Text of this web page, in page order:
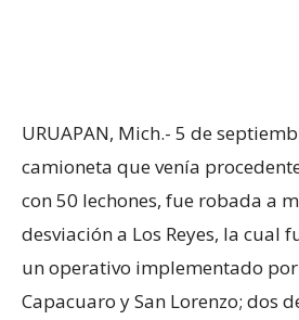
URUAPAN, Mich.- 5 de
camioneta que venía
con 50 lechones, fue robada a
desviación a Los Reyes, la cual
un operativo implementado
Capacuaro y San Lorenzo; dos